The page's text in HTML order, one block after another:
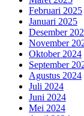
Februari 2025
Januari 2025
Desember
November
Oktober 2024
September
Agustus 2024
Juli 2024
Juni 2024
Mei 2024